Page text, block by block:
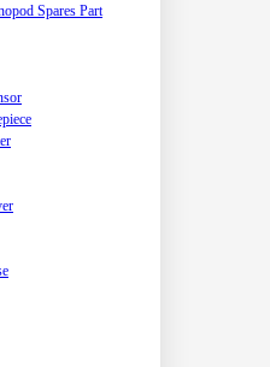
Spares Part